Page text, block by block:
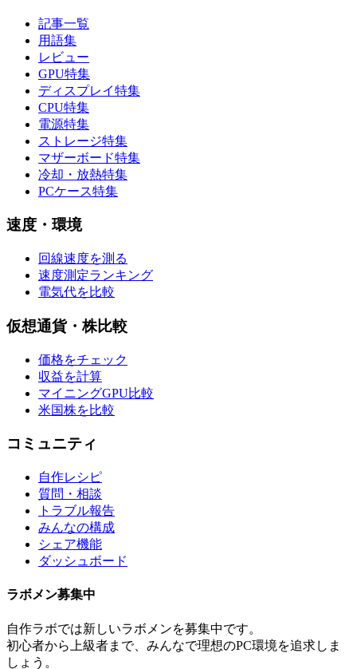
記事一覧
用語集
レビュー
GPU特集
ディスプレイ特集
CPU特集
電源特集
ストレージ特集
マザーボード特集
冷却・放熱特集
PCケース特集
速度・環境
回線速度を測る
速度測定ランキング
電気代を比較
仮想通貨・株比較
価格をチェック
収益を計算
マイニングGPU比較
米国株を比較
コミュニティ
自作レシピ
質問・相談
トラブル報告
みんなの構成
シェア機能
ダッシュボード
ラボメン募集中
自作ラボでは新しいラボメンを募集中です。
初心者から上級者まで、みんなで理想のPC環境を追求しま
しょう。